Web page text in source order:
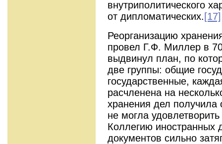
внутриполитического
от дипломатических. [17]
Реорганизацию
провел Г.Ф. Миллер в
выдвинул план, по
две группы: общие
государственные,
расчленена на
хранения дел получила
не могла
Коллегию иностранных
документов сильно